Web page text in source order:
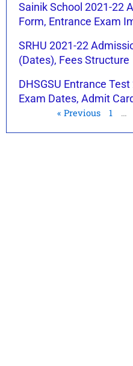
Sainik School 2021-22
Form, Entrance Exam
SRHU 2021-22
(Dates), Fees Structure
DHSGSU Entrance
Exam Dates, Admit
« Previous 1 …